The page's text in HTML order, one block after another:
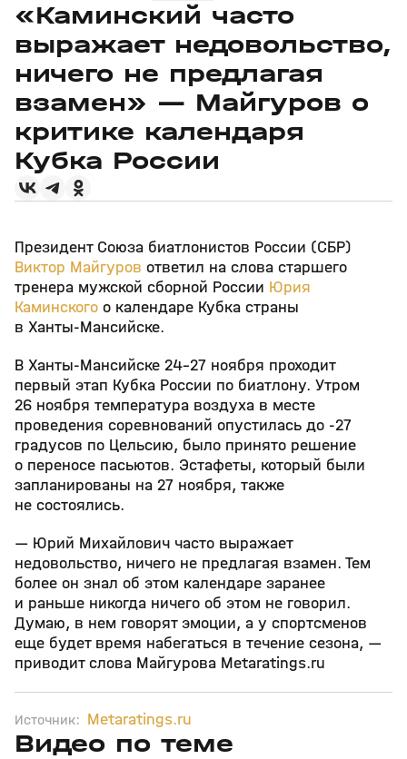
«Каминский часто
выражает недовольство,
ничего не предлагая
взамен» — Майгуров о
критике календаря
Кубка России
Президент Союза биатлонистов России (СБР)
Виктор Майгуров ответил на слова старшего
тренера мужской сборной России Юрия
Каминского о календаре Кубка страны
в Ханты‑Мансийске.
В Ханты‑Мансийске 24–27 ноября проходит
первый этап Кубка России по биатлону. Утром
26 ноября температура воздуха в месте
проведения соревнований опустилась до -27
градусов по Цельсию, было принято решение
о переносе пасьютов. Эстафеты, который были
запланированы на 27 ноября, также
не состоялись.
— Юрий Михайлович часто выражает
недовольство, ничего не предлагая взамен. Тем
более он знал об этом календаре заранее
и раньше никогда ничего об этом не говорил.
Думаю, в нем говорят эмоции, а у спортсменов
еще будет время набегаться в течение сезона, —
приводит слова Майгурова Metaratings.ru
Источник: Metaratings.ru
Видео по теме
15 апр, 13:09